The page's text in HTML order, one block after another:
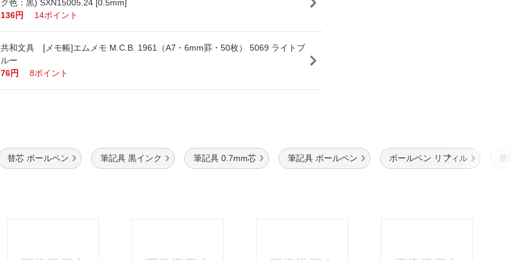
ク色：黒) SXN15005.24 [0.5mm]
136円
14ポイント
共和文具 [メモ帳]エムメモ M.C.B. 1961（A7・6mm罫・50枚） 5069 ライトブ
ルー
76円
8ポイント
替芯 ボールペン 筆記具 黒インク 筆記具 0.7mm芯 筆記具 ボールペン ボールペン リフィル 替芯 イ